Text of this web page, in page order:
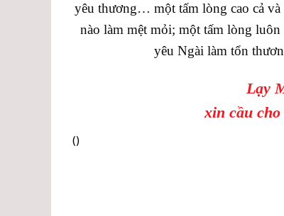
yêu thương… một tấm lòng cao cả
nào làm mệt mỏi; một tấm lòng
yêu Ngài làm tổn
Lạy
xin cầu
()